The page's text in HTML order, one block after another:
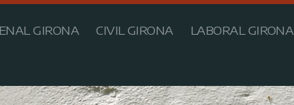
GIRONA CIVIL GIRONA LABORAL GIRONA